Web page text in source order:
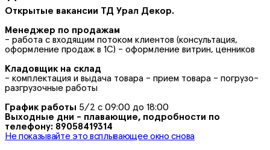
Открытые вакансии ТД Урал Декор.
Менеджер по продажам
- работа с входящим потоком клиентов (консультация,
оформление продаж в 1С) - оформление витрин, ценников
Кладовщик на склад
- комплектация и выдача товара - прием товара - погрузо-
разгрузочные работы
График работы 5/2 с 09:00 до 18:00
Выходные дни - плавающие, подробности по
телефону: 89058419314
Не показывайте это всплывающее окно снова